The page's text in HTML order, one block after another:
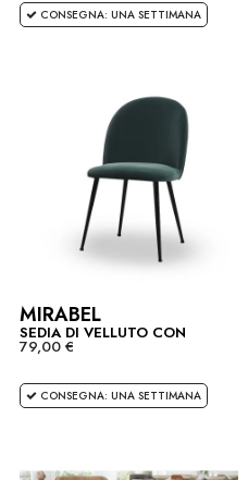
CONSEGNA: UNA SETTIMANA
MIRABEL
SEDIA DI VELLUTO CON
PIEDE...
79,00 €
CONSEGNA: UNA SETTIMANA